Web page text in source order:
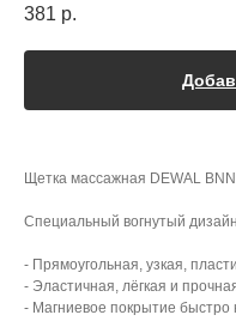
381 р.
Щетка массажная DEWAL
Специальный вогнутый
- Прямоугольная, узкая,
- Эластичная, лёгкая и
- Магниевое покрытие быстро